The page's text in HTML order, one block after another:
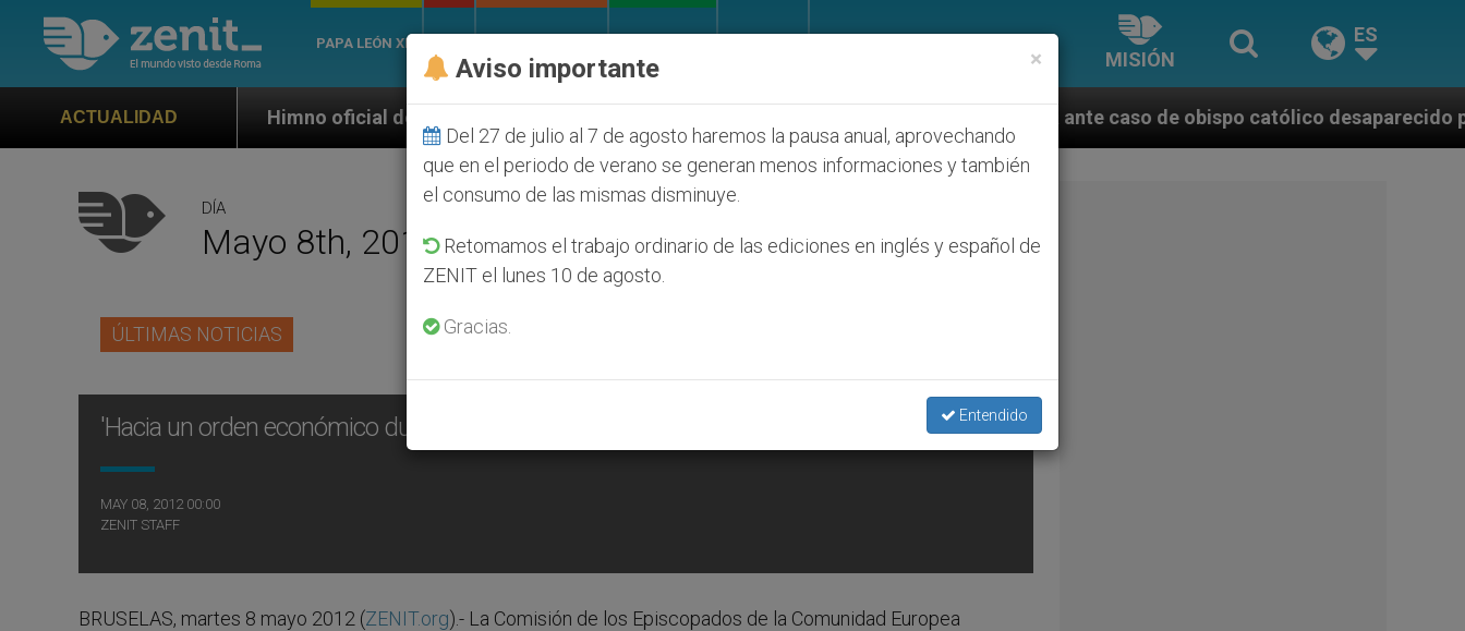
PAPA LEÓN XIV
MISIÓN
ES
ACTUALIDAD
Himno oficial de la Jornada Mundial de la Juventud Seúl 2027 ONU se pronuncia ante caso de obispo católico desaparecido por la dictadura
DÍA
Mayo 8th, 2012
ÚLTIMAS NOTICIAS
'Hacia un orden económico duradero'
MAY 08, 2012 00:00
ZENIT STAFF
BRUSELAS, martes 8 mayo 2012 (ZENIT.org).- La Comisión de los Episcopados de la Comunidad Europea
×
Aviso importante
Del 27 de julio al 7 de agosto haremos la pausa anual, aprovechando
que en el periodo de verano se generan menos informaciones y también
el consumo de las mismas disminuye.
Retomamos el trabajo ordinario de las ediciones en inglés y español de
ZENIT el lunes 10 de agosto.
Gracias.
Entendido